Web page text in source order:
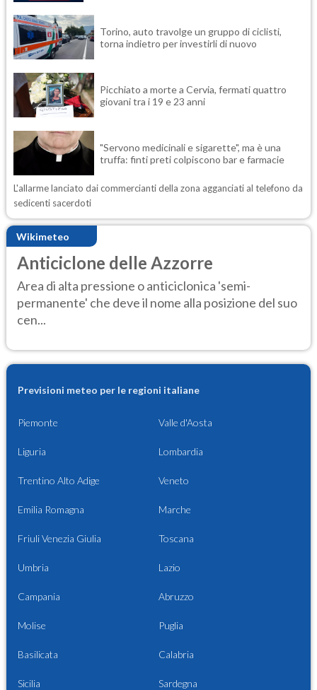
Torino, auto travolge un gruppo di ciclisti,
torna indietro per investirli di nuovo
Picchiato a morte a Cervia, fermati quattro
giovani tra i 19 e 23 anni
"Servono medicinali e sigarette", ma è una
truffa: finti preti colpiscono bar e farmacie
L'allarme lanciato dai commercianti della zona agganciati al telefono da
sedicenti sacerdoti
Wikimeteo
Anticiclone delle Azzorre
Area di alta pressione o anticiclonica 'semi-
permanente' che deve il nome alla posizione del suo
cen...
Previsioni meteo per le regioni italiane
Piemonte Valle d'Aosta
Liguria Lombardia
Trentino Alto Adige Veneto
Emilia Romagna Marche
Friuli Venezia Giulia Toscana
Umbria Lazio
Campania Abruzzo
Molise Puglia
Basilicata Calabria
Sicilia Sardegna